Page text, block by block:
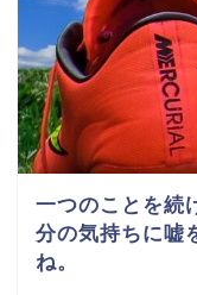
一つのことを続
分の気持ちに嘘
ね。